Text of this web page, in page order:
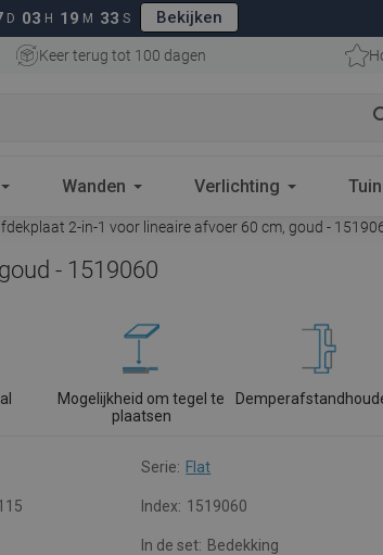
D 03 H 19 M 31 S Bekijken
Keer terug tot 100 dagen
Wanden Verlichting Tuin
2-in-1 voor lineaire afvoer 60 cm, goud -
- 1519060
Mogelijkheid om tegel te
plaatsen
Serie: Flat
Index: 1519060
In de set: Bedekking